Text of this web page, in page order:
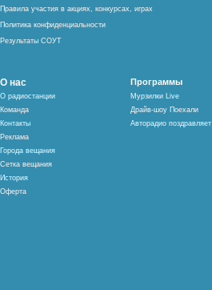
Правила участия в акциях, конкурсах, играх
Политика конфиденциальности
Результаты СОУТ
О нас
О радиостанции
Команда
Контакты
Реклама
Города вещания
Сетка вещания
История
Оферта
Программы
Мурзилки Live
Драйв-шоу Поехали
Авторадио поздравляет